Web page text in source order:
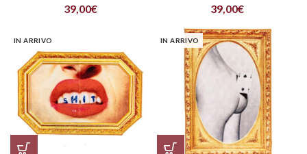
39,00€ 39,00€
IN ARRIVO IN ARRIVO